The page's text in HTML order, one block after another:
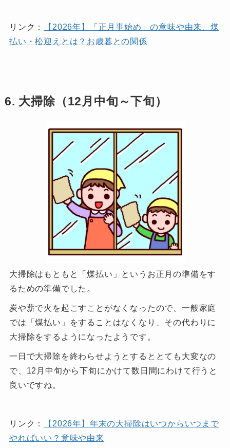
リンク：
【2026年】「正月事始め」の意味や由来、煤
払い・松迎えとは？お歳暮との関係
6. 大掃除（12月中旬～下旬）
大掃除はもともと「煤払い」というお正月の準備をす
るための準備でした。
炭や薪で火を起こすことがなくなったので、一般家庭
では「煤払い」をすることはなくなり、その代わりに
大掃除をするようになったようです。
一日で大掃除を終わらせようとするととても大変なの
で、12月中旬から下旬にかけて数日間にわけて行うと
良いですね。
リンク：
【2026年】年末の大掃除はいつからいつまで
やればいい？意味や由来